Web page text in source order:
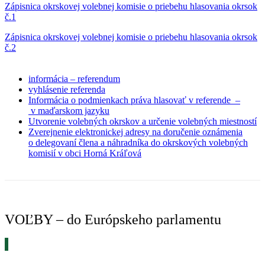
Zápisnica okrskovej volebnej komisie o priebehu hlasovania okrsok
č.1
Zápisnica okrskovej volebnej komisie o priebehu hlasovania okrsok
č.2
informácia – referendum
vyhlásenie referenda
Informácia o podmienkach práva hlasovať v referende –
v maďarskom jazyku
Utvorenie volebných okrskov a určenie volebných miestností
Zverejnenie elektronickej adresy na doručenie oznámenia
o delegovaní člena a náhradníka do okrskových volebných
komisií v obci Horná Kráľová
VOĽBY – do Európskeho parlamentu